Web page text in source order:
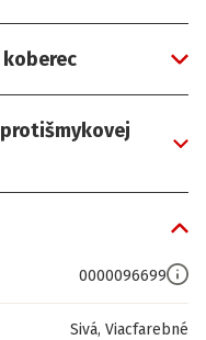
0000096699
Sivá, Viacfarebné